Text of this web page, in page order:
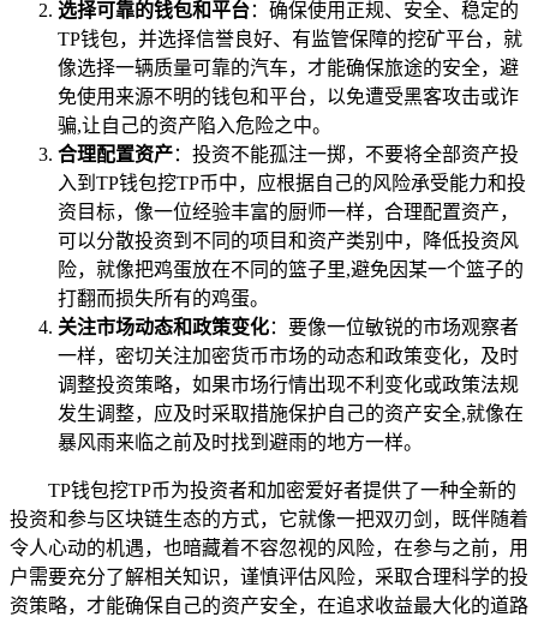
选择可靠的钱包和平台：确保使用正规、安全、稳定的
TP钱包，并选择信誉良好、有监管保障的挖矿平台，就
像选择一辆质量可靠的汽车，才能确保旅途的安全，避
免使用来源不明的钱包和平台，以免遭受黑客攻击或诈
骗,让自己的资产陷入危险之中。
合理配置资产：投资不能孤注一掷，不要将全部资产投
入到TP钱包挖TP币中，应根据自己的风险承受能力和投
资目标，像一位经验丰富的厨师一样，合理配置资产，
可以分散投资到不同的项目和资产类别中，降低投资风
险，就像把鸡蛋放在不同的篮子里,避免因某一个篮子的
打翻而损失所有的鸡蛋。
关注市场动态和政策变化：要像一位敏锐的市场观察者
一样，密切关注加密货币市场的动态和政策变化，及时
调整投资策略，如果市场行情出现不利变化或政策法规
发生调整，应及时采取措施保护自己的资产安全,就像在
暴风雨来临之前及时找到避雨的地方一样。
TP钱包挖TP币为投资者和加密爱好者提供了一种全新的
投资和参与区块链生态的方式，它就像一把双刃剑，既伴随着
令人心动的机遇，也暗藏着不容忽视的风险，在参与之前，用
户需要充分了解相关知识，谨慎评估风险，采取合理科学的投
资策略，才能确保自己的资产安全，在追求收益最大化的道路